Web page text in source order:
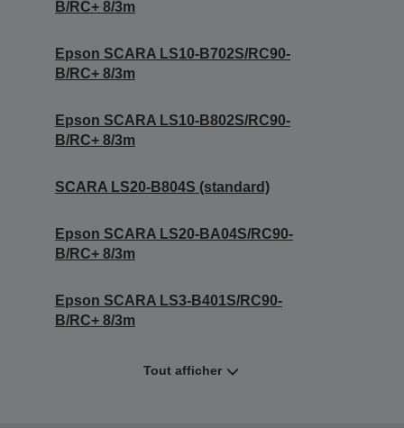
B/RC+ 8/3m
Epson SCARA LS10-B702S/RC90-
B/RC+ 8/3m
Epson SCARA LS10-B802S/RC90-
B/RC+ 8/3m
SCARA LS20-B804S (standard)
Epson SCARA LS20-BA04S/RC90-
B/RC+ 8/3m
Epson SCARA LS3-B401S/RC90-
B/RC+ 8/3m
Tout afficher